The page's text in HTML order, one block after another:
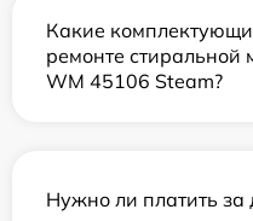
Какие
ремонте
WM 45106 Steam?
Нужно ли платить за